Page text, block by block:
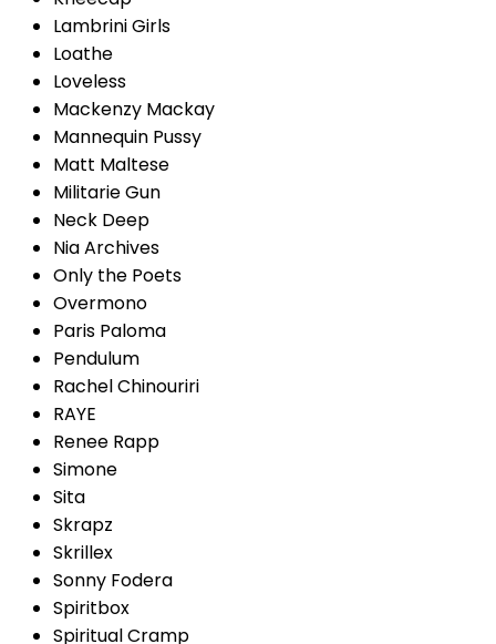
Lambrini Girls
Loathe
Loveless
Mackenzy Mackay
Mannequin Pussy
Matt Maltese
Militarie Gun
Neck Deep
Nia Archives
Only the Poets
Overmono
Paris Paloma
Pendulum
Rachel Chinouriri
RAYE
Renee Rapp
Simone
Sita
Skrapz
Skrillex
Sonny Fodera
Spiritbox
Spiritual Cramp